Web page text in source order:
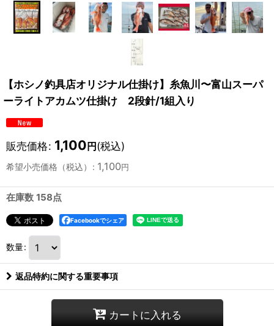
【ホシノ釣具店オリジナル仕掛け】糸魚川〜富山スーパ
ーライトアカムツ仕掛け 2段針/1組入り
販売価格: 1,100 円 (税込)
希望小売価格（税込） : 1,100円
在庫数 158点
Facebookでシェア
数量:
返品特約に関する重要事項
カートに入れる